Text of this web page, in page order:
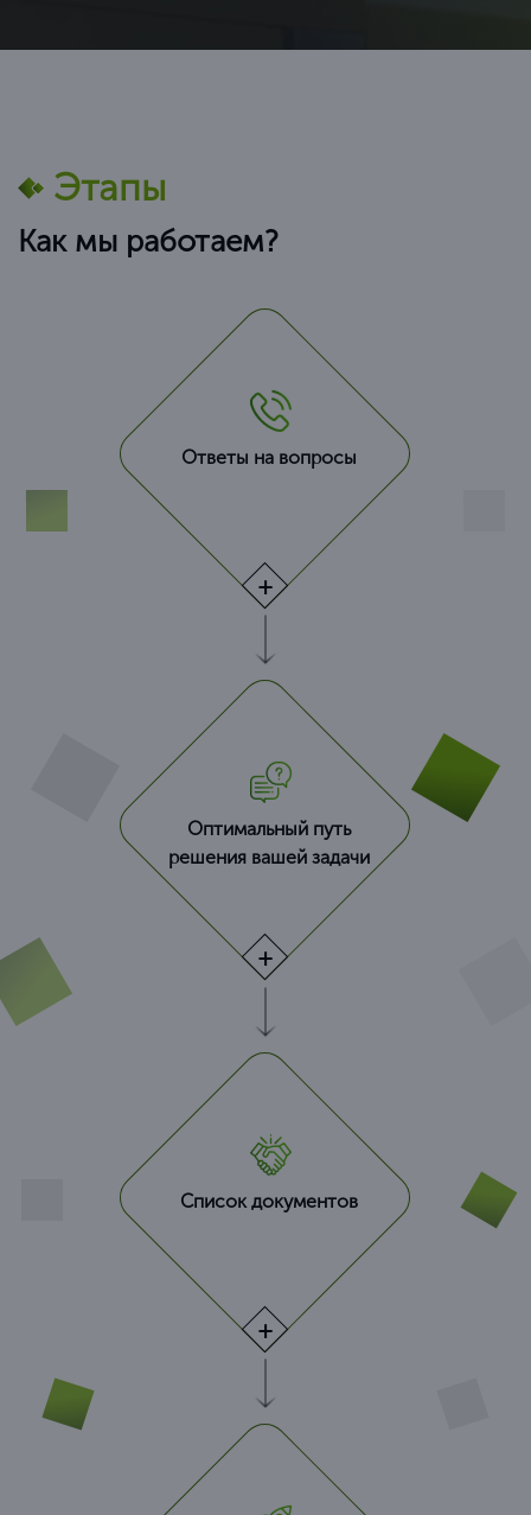
Этапы
Как мы работаем?
Ответы на вопросы
Оптимальный путь
решения вашей задачи
Список документов